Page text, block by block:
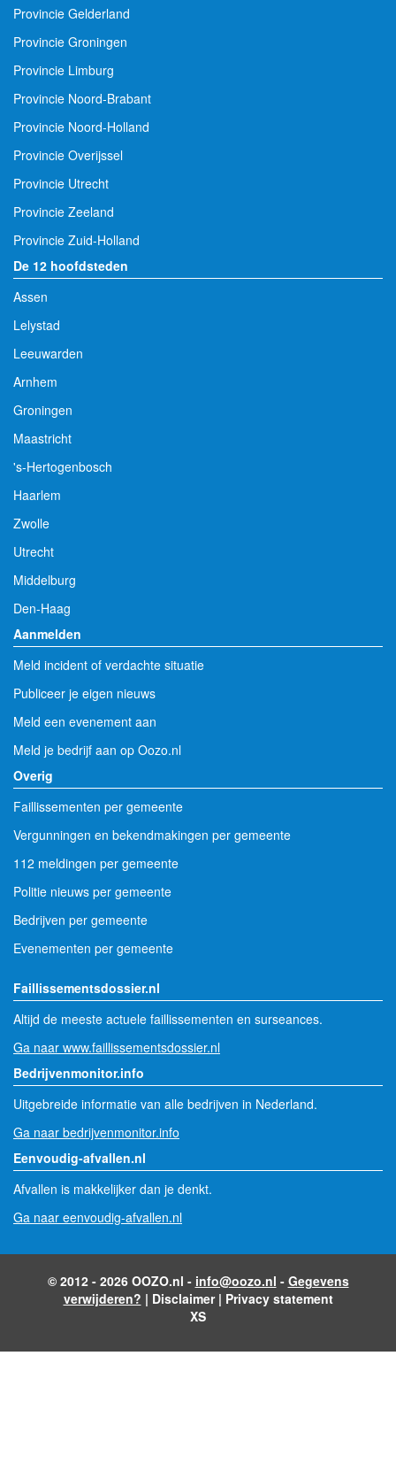
Provincie Gelderland
Provincie Groningen
Provincie Limburg
Provincie Noord-Brabant
Provincie Noord-Holland
Provincie Overijssel
Provincie Utrecht
Provincie Zeeland
Provincie Zuid-Holland
De 12 hoofdsteden
Assen
Lelystad
Leeuwarden
Arnhem
Groningen
Maastricht
's-Hertogenbosch
Haarlem
Zwolle
Utrecht
Middelburg
Den-Haag
Aanmelden
Meld incident of verdachte situatie
Publiceer je eigen nieuws
Meld een evenement aan
Meld je bedrijf aan op Oozo.nl
Overig
Faillissementen per gemeente
Vergunningen en bekendmakingen per gemeente
112 meldingen per gemeente
Politie nieuws per gemeente
Bedrijven per gemeente
Evenementen per gemeente
Faillissementsdossier.nl
Altijd de meeste actuele faillissementen en surseances.
Ga naar www.faillissementsdossier.nl
Bedrijvenmonitor.info
Uitgebreide informatie van alle bedrijven in Nederland.
Ga naar bedrijvenmonitor.info
Eenvoudig-afvallen.nl
Afvallen is makkelijker dan je denkt.
Ga naar eenvoudig-afvallen.nl
© 2012 - 2026 OOZO.nl - info@oozo.nl - Gegevens
verwijderen? | Disclaimer| Privacy statement
XS